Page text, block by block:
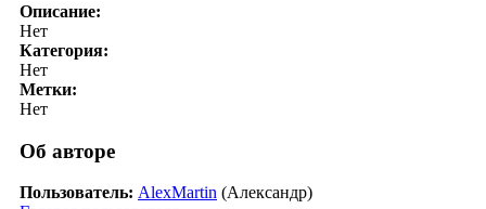
Описание:
Нет
Категория:
Нет
Метки:
Нет
Об авторе
Пользователь: AlexMartin (Александр)